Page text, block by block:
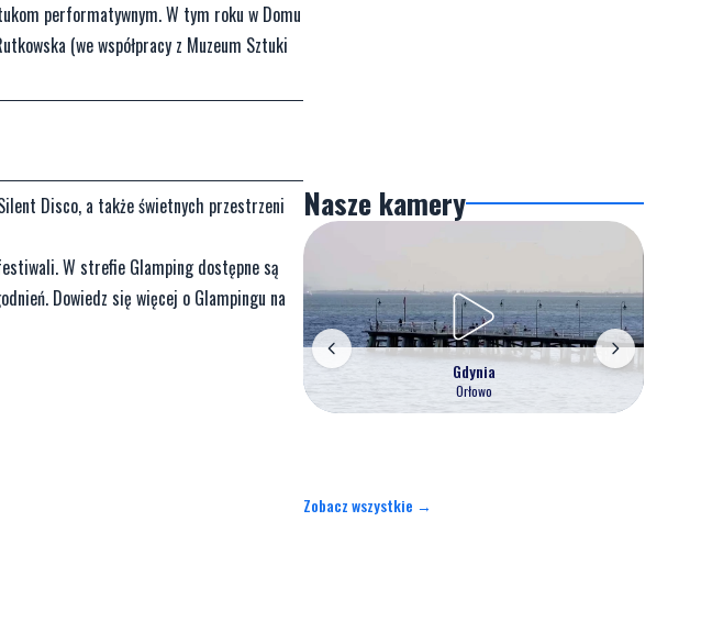
performatywnym. W tym roku w Domu
(we współpracy z Muzeum Sztuki
Disco, a także świetnych przestrzeni
W strefie Glamping dostępne są
Dowiedz się więcej o Glampingu na
Nasze kamery
Gdynia
Orłowo
Zobacz wszystkie →